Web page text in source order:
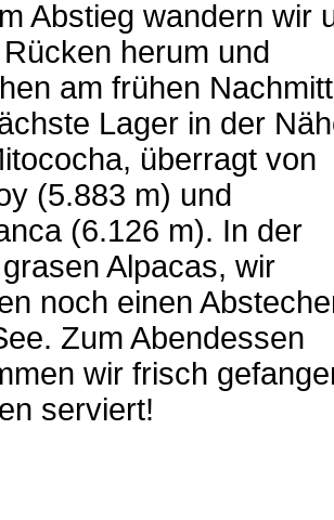
Abstieg wandern wir
herum und
am frühen
Lager in der
überragt von
(5.883 m) und
(6.126 m). In der
Alpacas, wir
noch einen
Zum Abendessen
wir frisch
serviert!